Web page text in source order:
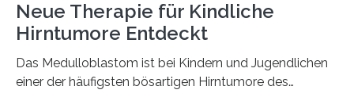
Neue Therapie für Kindliche
Hirntumore Entdeckt
Das Medulloblastom ist bei Kindern und Jugendlichen
einer der häufigsten bösartigen Hirntumore des